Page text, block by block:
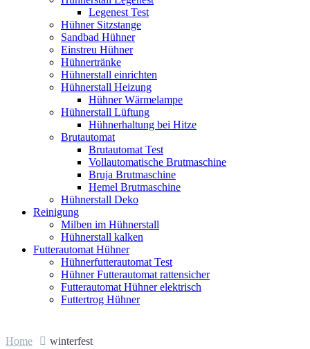
Legenest Test
Hühner Sitzstange
Sandbad Hühner
Einstreu Hühner
Hühnertränke
Hühnerstall einrichten
Hühnerstall Heizung
Hühner Wärmelampe
Hühnerstall Lüftung
Hühnerhaltung bei Hitze
Brutautomat
Brutautomat Test
Vollautomatische Brutmaschine
Bruja Brutmaschine
Hemel Brutmaschine
Hühnerstall Deko
Reinigung
Milben im Hühnerstall
Hühnerstall kalken
Futterautomat Hühner
Hühnerfutterautomat Test
Hühner Futterautomat rattensicher
Futterautomat Hühner elektrisch
Futtertrog Hühner
Home winterfest